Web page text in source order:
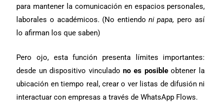
para mantener la comunicación en espacios personales,
laborales o académicos. (No entiendoni papa, pero así
lo afirman los que saben)
Pero ojo, esta función presenta límites importantes:
desde un dispositivo vinculadono es posibleobtener la
ubicación en tiempo real, crear o ver listas de difusión ni
interactuar con empresas a través de WhatsApp Flows.